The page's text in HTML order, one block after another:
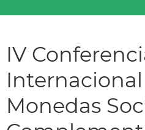
IV
Monedas